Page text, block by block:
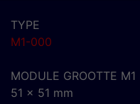
TYPE
M1-000
MODULE GROOTTE M1
51 x 51 mm